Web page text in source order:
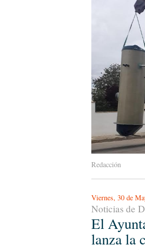
Redacción
Viernes, 30 de
Noticias de
El
lanza la